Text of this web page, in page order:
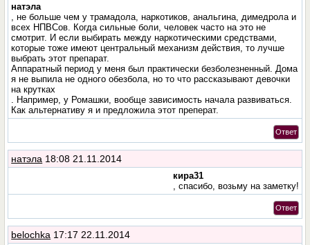
натэла
, не больше чем у трамадола, наркотиков, анальгина, димедрола и
всех НПВСов. Когда сильные боли, человек часто на это не
смотрит. И если выбирать между наркотическими средствами,
которые тоже имеют центральный механизм действия, то лучше
выбрать этот препарат.
Аппаратный период у меня был практически безболезненный. Дома
я не выпила не одного обезбола, но то что рассказывают девочки
на крутках
. Например, у Ромашки, вообще зависимость начала развиваться.
Как альтернативу я и предложила этот преперат.
Ответ
натэла 18:08 21.11.2014
кира31
, спасибо, возьму на заметку!
Ответ
belochka 17:17 22.11.2014